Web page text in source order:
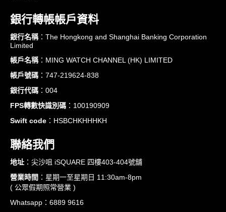
銀行轉帳帳戶資料
銀行名稱：The Hongkong and Shanghai Banking Corporation
Limited
帳戶名稱：MING WATCH CHANNEL (HK) LIMITED
帳戶號碼 ：747-219624-838
銀行代碼 ：004
FPS轉數快識別碼 ：100190909
Swift code ：HSBCHKHHHKH
聯絡我們
地址 ：尖沙咀 iSQUARE 四樓403-404號舖
營業時間 ：星期一至星期日 11:30am-8pm
( 公眾假期照常營業 )
Whatsapp：6889 9616